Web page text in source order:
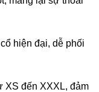
hiện đại, dễ phối
XS đến XXXL, đảm